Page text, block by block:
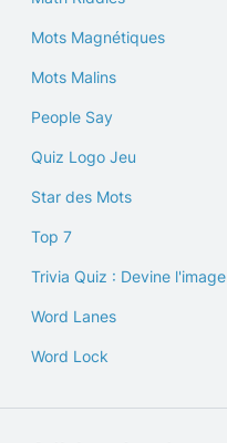
Mots Magnétiques
Mots Malins
People Say
Quiz Logo Jeu
Star des Mots
Top 7
Trivia Quiz : Devine l'image
Word Lanes
Word Lock